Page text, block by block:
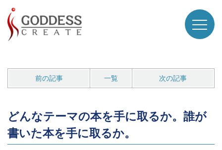
前の記事 一覧 次の記事
どんなテーマの本を手に取るか。誰が
書いた本を手に取るか。